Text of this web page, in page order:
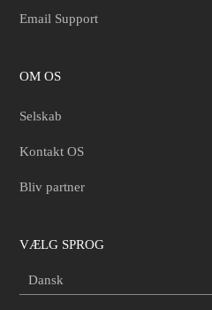
Email Support
OM OS
Selskab
Kontakt OS
Bliv partner
VÆLG SPROG